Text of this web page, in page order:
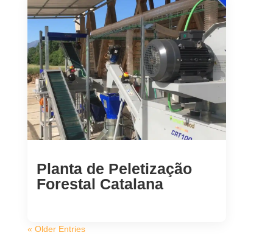
Planta de Peletização
Forestal Catalana
« Older Entries